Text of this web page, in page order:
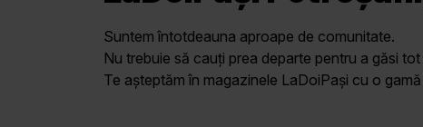
Suntem întotdeauna aproape de comunitate.
Nu trebuie să cauți prea departe pentru a găsi
Te așteptăm în magazinele LaDoiPași cu o